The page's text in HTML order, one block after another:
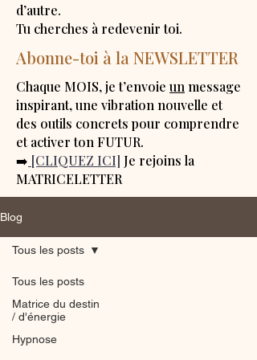
d’autre.
Tu cherches à redevenir toi.
Abonne-toi à la NEWSLETTER
Chaque MOIS, je t’envoie un message
inspirant, une vibration nouvelle et
des outils concrets pour comprendre
et activer ton FUTUR.
➡️ [CLIQUEZ ICI] Je rejoins la
MATRICELETTER
Blog
Tous les posts
Matrice du destin
/ d'énergie
Hypnose
Tous les posts